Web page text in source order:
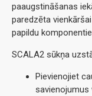
paaugstināšanas
paredzēta
papildu
SCALA2 sūkņa
Pievienojiet
savienojumus